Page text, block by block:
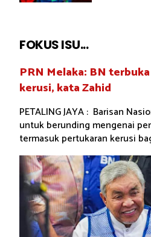
FOKUS ISU...
PRN Melaka: BN
kerusi, kata Zahid
PETALING JAYA : Barisan
untuk berunding mengenai
termasuk pertukaran kerusi